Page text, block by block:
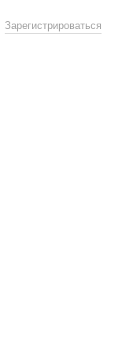
Зарегистрироваться